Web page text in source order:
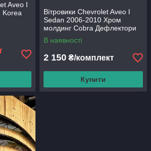
Aveo I
Вітровики Chevrolet Aveo I
Sedan 2006-2010 Хром
молдинг Cobra Дефлектори
на вікна
В наявності
2 150 ₴/комплект
Купити